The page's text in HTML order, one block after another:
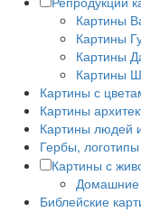
Картины
Картины
Картины
Картины
Картины с
Картины
Картины людей
Гербы,
Картины с
Библейские